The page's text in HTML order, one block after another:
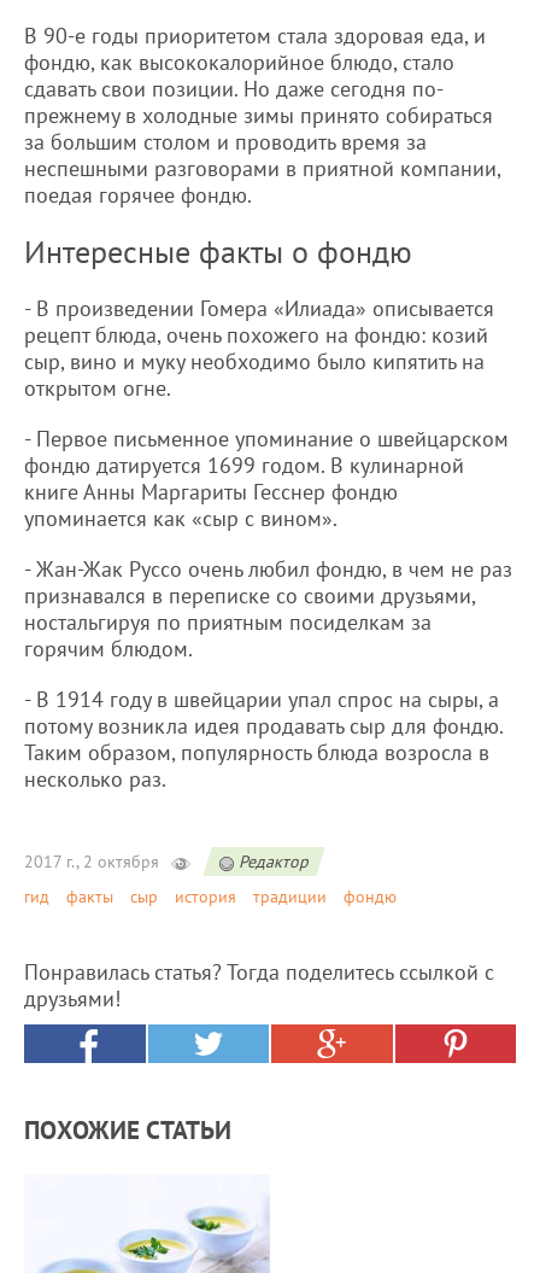
В 90-е годы приоритетом стала здоровая еда, и
фондю, как высококалорийное блюдо, стало
сдавать свои позиции. Но даже сегодня по-
прежнему в холодные зимы принято собираться
за большим столом и проводить время за
неспешными разговорами в приятной компании,
поедая горячее фондю.
Интересные факты о фондю
- В произведении Гомера «Илиада» описывается
рецепт блюда, очень похожего на фондю: козий
сыр, вино и муку необходимо было кипятить на
открытом огне.
- Первое письменное упоминание о швейцарском
фондю датируется 1699 годом. В кулинарной
книге Анны Маргариты Гесснер фондю
упоминается как «сыр с вином».
- Жан-Жак Руссо очень любил фондю, в чем не раз
признавался в переписке со своими друзьями,
ностальгируя по приятным посиделкам за
горячим блюдом.
- В 1914 году в швейцарии упал спрос на сыры, а
потому возникла идея продавать сыр для фондю.
Таким образом, популярность блюда возросла в
несколько раз.
2017 г., 2 октября
Редактор
гид
факты сыр история традиции фондю
Понравилась статья? Тогда поделитесь ссылкой с
друзьями!
ПОХОЖИЕ СТАТЬИ